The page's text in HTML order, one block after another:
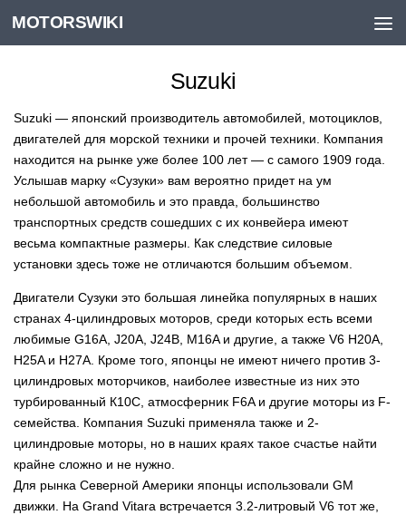
Skip to content
MOTORSWIKI
Suzuki
Suzuki — японский производитель автомобилей, мотоциклов,
двигателей для морской техники и прочей техники. Компания
находится на рынке уже более 100 лет — с самого 1909 года.
Услышав марку «Сузуки» вам вероятно придет на ум
небольшой автомобиль и это правда, большинство
транспортных средств сошедших с их конвейера имеют
весьма компактные размеры. Как следствие силовые
установки здесь тоже не отличаются большим объемом.
Двигатели Сузуки это большая линейка популярных в наших
странах 4-цилиндровых моторов, среди которых есть всеми
любимые G16A, J20A, J24B, M16A и другие, а также V6 H20A,
H25A и H27A. Кроме того, японцы не имеют ничего против 3-
цилиндровых моторчиков, наиболее известные из них это
турбированный К10С, атмосферник F6A и другие моторы из F-
семейства. Компания Suzuki применяла также и 2-
цилиндровые моторы, но в наших краях такое счастье найти
крайне сложно и не нужно.
Для рынка Северной Америки японцы использовали GM
движки. На Grand Vitara встречается 3.2-литровый V6 тот же,